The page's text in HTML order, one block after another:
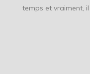
temps et vraiment, il